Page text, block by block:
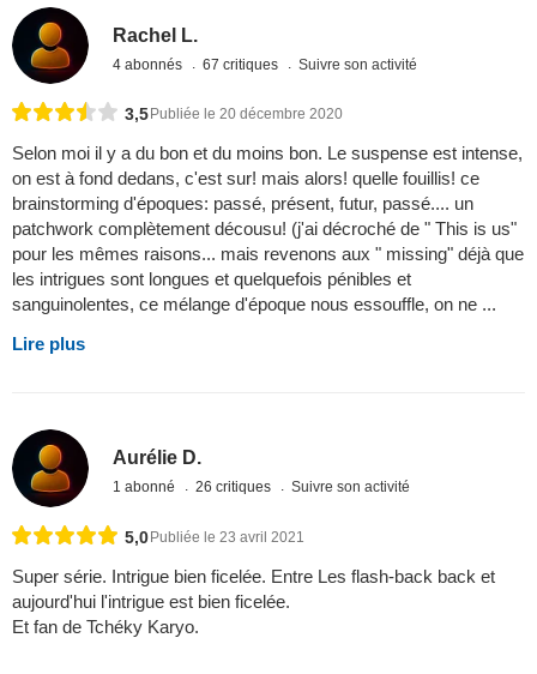
Rachel L.
4 abonnés 67 critiques Suivre son activité
3,5 Publiée le 20 décembre 2020
Selon moi il y a du bon et du moins bon. Le suspense est intense,
on est à fond dedans, c'est sur! mais alors! quelle fouillis! ce
brainstorming d'époques: passé, présent, futur, passé.... un
patchwork complètement décousu! (j'ai décroché de " This is us"
pour les mêmes raisons... mais revenons aux " missing" déjà que
les intrigues sont longues et quelquefois pénibles et
sanguinolentes, ce mélange d'époque nous essouffle, on ne ...
Lire plus
Aurélie D.
1 abonné 26 critiques Suivre son activité
5,0Publiée le 23 avril 2021
Super série. Intrigue bien ficelée. Entre Les flash-back back et
aujourd'hui l'intrigue est bien ficelée.
Et fan de Tchéky Karyo.